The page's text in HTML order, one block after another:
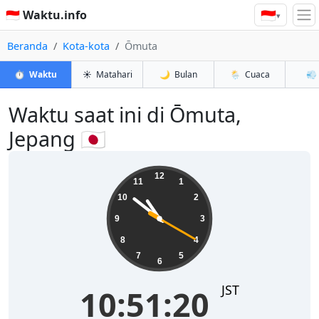
🇮🇩 Waktu.info 🇮🇩▾
Beranda Kota-kota Ōmuta
⏱️ Waktu ☀️ Matahari 🌙 Bulan 🌦️ Cuaca 💨
Waktu saat ini di Ōmuta,
Jepang 🇯🇵
12
1
2
3
4
5
6
7
8
9
10
11
10:51:20 JST